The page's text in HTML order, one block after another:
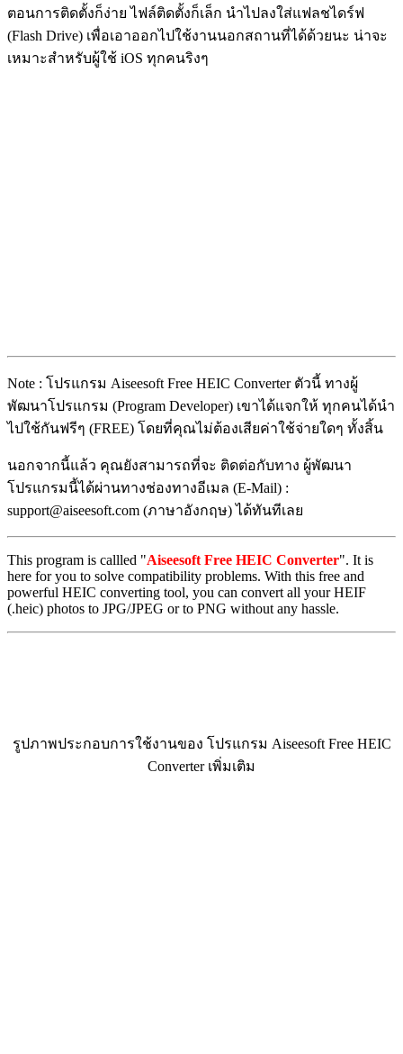
ตอนการติดตั้งก็ง่าย ไฟล์ติดตั้งก็เล็ก นำไปลงใส่แฟลชไดร์ฟ
(Flash Drive) เพื่อเอาออกไปใช้งานนอกสถานที่ได้ด้วยนะ น่าจะ
เหมาะสำหรับผู้ใช้ iOS ทุกคนริงๆ
Note : โปรแกรม Aiseesoft Free HEIC Converter ตัวนี้ ทางผู้
พัฒนาโปรแกรม (Program Developer) เขาได้แจกให้ ทุกคนได้นำ
ไปใช้กันฟรีๆ (FREE) โดยที่คุณไม่ต้องเสียค่าใช้จ่ายใดๆ ทั้งสิ้น
นอกจากนี้แล้ว คุณยังสามารถที่จะ ติดต่อกับทาง ผู้พัฒนา
โปรแกรมนี้ได้ผ่านทางช่องทางอีเมล (E-Mail) :
support@aiseesoft.com (ภาษาอังกฤษ) ได้ทันทีเลย
This program is callled "Aiseesoft Free HEIC Converter". It is
here for you to solve compatibility problems. With this free and
powerful HEIC converting tool, you can convert all your HEIF
(.heic) photos to JPG/JPEG or to PNG without any hassle.
รูปภาพประกอบการใช้งานของ โปรแกรม Aiseesoft Free HEIC
Converter เพิ่มเติม